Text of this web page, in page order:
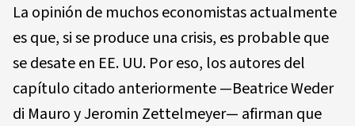
La opinión de muchos economistas actualmente
es que, si se produce una crisis, es probable que
se desate en EE. UU. Por eso, los autores del
capítulo citado anteriormente —Beatrice Weder
di Mauro y Jeromin Zettelmeyer— afirman que